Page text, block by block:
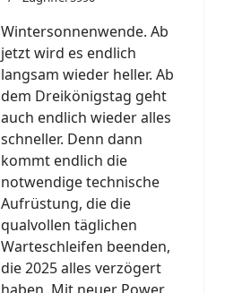
Wintersonnenwende. Ab
jetzt wird es endlich
langsam wieder heller. Ab
dem Dreikönigstag geht
auch endlich wieder alles
schneller. Denn dann
kommt endlich die
notwendige technische
Aufrüstung, die die
qualvollen täglichen
Warteschleifen beenden,
die 2025 alles verzögert